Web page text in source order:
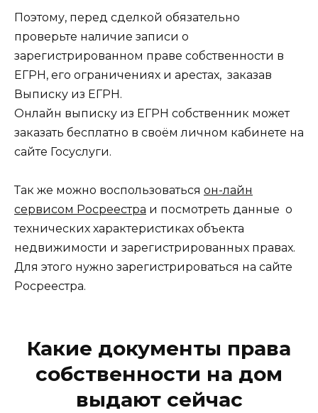
Поэтому, перед сделкой обязательно
проверьте наличие записи о
зарегистрированном праве собственности в
ЕГРН, его ограничениях и арестах, заказав
Выписку из ЕГРН.
Онлайн выписку из ЕГРН собственник может
заказать бесплатно в своём личном кабинете на
сайте Госуслуги.
Так же можно воспользоваться он-лайн
сервисом Росреестра и посмотреть данные о
технических характеристиках объекта
недвижимости и зарегистрированных правах.
Для этого нужно зарегистрироваться на сайте
Росреестра.
Какие документы права
собственности на дом
выдают сейчас